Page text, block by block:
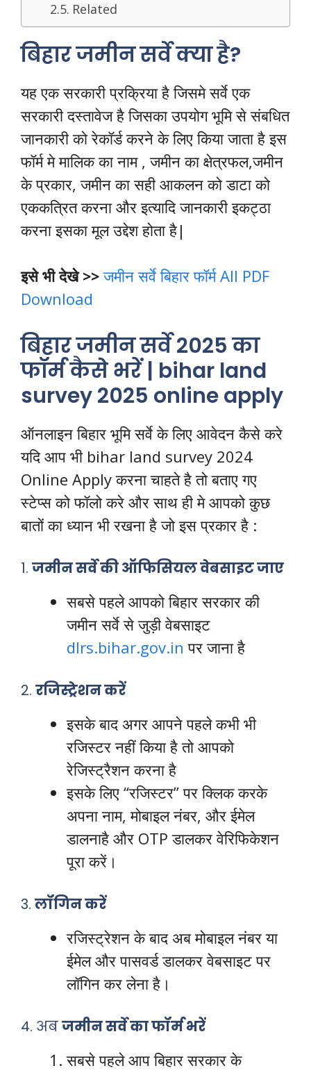
Related
बिहार जमीन सर्वे क्या है?
यह एक सरकारी प्रक्रिया है जिसमे सर्वे एक
सरकारी दस्तावेज है जिसका उपयोग भूमि से संबधित
जानकारी को रेकॉर्ड करने के लिए किया जाता है इस
फॉर्म मे मालिक का नाम , जमीन का क्षेत्रफल,जमीन
के प्रकार, जमीन का सही आकलन को डाटा को
एककत्रित करना और इत्यादि जानकारी इकट्ठा
करना इसका मूल उद्देश होता है|
इसे भी देखे >> जमीन सर्वे बिहार फॉर्म All PDF
Download
बिहार जमीन सर्वे 2025 का
फॉर्म कैसे भरें | bihar land
survey 2025 online apply
ऑनलाइन बिहार भूमि सर्वे के लिए आवेदन कैसे करे
यदि आप भी bihar land survey 2024
Online Apply करना चाहते है तो बताए गए
स्टेप्स को फॉलो करे और साथ ही मे आपको कुछ
बातों का ध्यान भी रखना है जो इस प्रकार है :
1. जमीन सर्वे की ऑफिसियल वेबसाइट जाए
सबसे पहले आपको बिहार सरकार की
जमीन सर्वे से जुड़ी वेबसाइट
dlrs.bihar.gov.in पर जाना है
2. रजिस्ट्रेशन करें
इसके बाद अगर आपने पहले कभी भी
रजिस्टर नहीं किया है तो आपको
रेजिस्ट्रैशन करना है
इसके लिए “रजिस्टर” पर क्लिक करके
अपना नाम, मोबाइल नंबर, और ईमेल
डालनाहै और OTP डालकर वेरिफिकेशन
पूरा करें।
3. लॉगिन करें
रजिस्ट्रेशन के बाद अब मोबाइल नंबर या
ईमेल और पासवर्ड डालकर वेबसाइट पर
लॉगिन कर लेना है।
4. अबजमीन सर्वे का फॉर्म भरें
सबसे पहले आप बिहार सरकार के